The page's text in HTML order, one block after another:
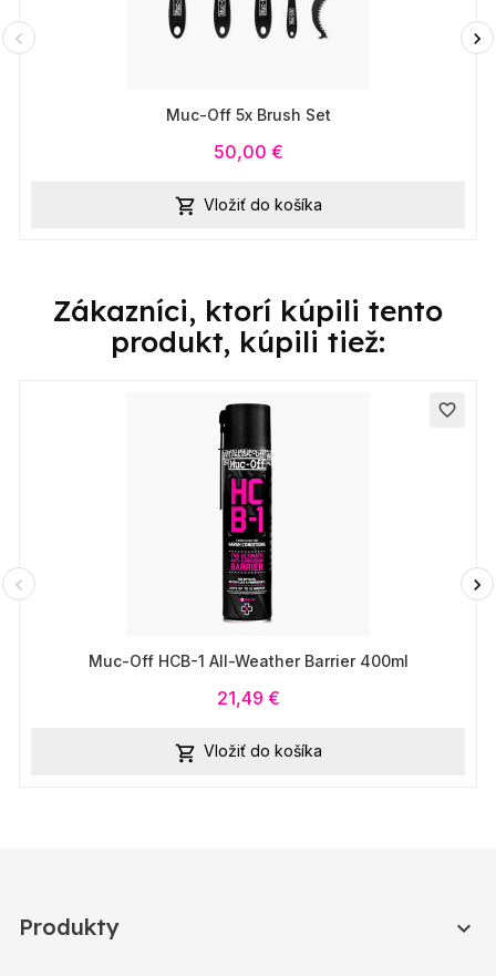
Muc-Off 5x Brush Set
50,00 €
 Vložiť do košíka
Zákazníci, ktorí kúpili tento
produkt, kúpili tiež:
favorite_border
Muc-Off HCB-1 All-Weather Barrier 400ml
21,49 €
 Vložiť do košíka
Produkty 